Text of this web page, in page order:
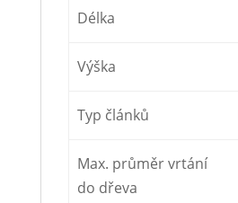
Délka
Výška
Typ článků
Max. průměr vrtání
do dřeva